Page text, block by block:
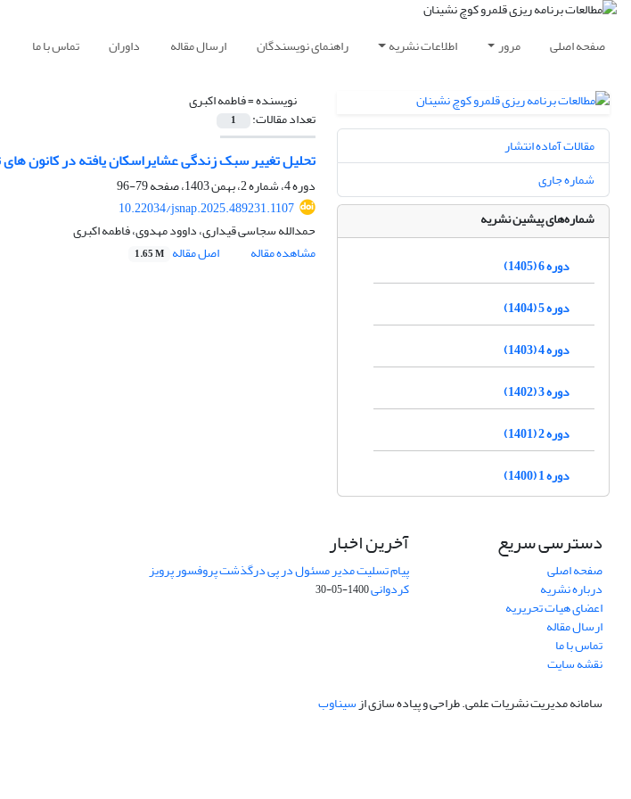
صفحه اصلی مرور اطلاعات نشریه راهنمای نویسندگان ارسال مقاله داوران تماس با ما
نویسنده =فاطمه اکبری
تعداد مقالات: 1
تحلیل تغییر سبک زندگی عشایراسکان یافته در کانون
دوره 4، شماره 2، بهمن 1403، صفحه
79-96
10.22034/jsnap.2025.489231.1107
حمدالله سجاسی قیداری، داوود مهدوی، فاطمه اکبری
مشاهده مقاله
اصل مقاله 1.65 M
مقالات آماده انتشار
شماره جاری
شماره‌های پیشین نشریه
دوره 6 (1405)
دوره 5 (1404)
دوره 4 (1403)
دوره 3 (1402)
دوره 2 (1401)
دوره 1 (1400)
دسترسی سریع
صفحه اصلی
درباره نشریه
اعضای هیات تحریریه
ارسال مقاله
تماس با ما
نقشه سایت
آخرین اخبار
پیام تسلیت مدیر مسئول در پی درگذشت پروفسور پرویز
کردوانی1400-05-30
سامانه مدیریت نشریات علمی.طراحی و پیاده سازی ازسیناوب